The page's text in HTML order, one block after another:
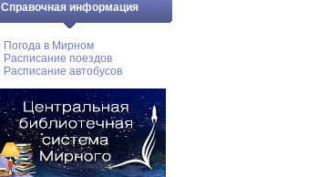
Справочная информация
Погода в Мирном
Расписание поездов
Расписание автобусов